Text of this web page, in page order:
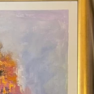
ETSI